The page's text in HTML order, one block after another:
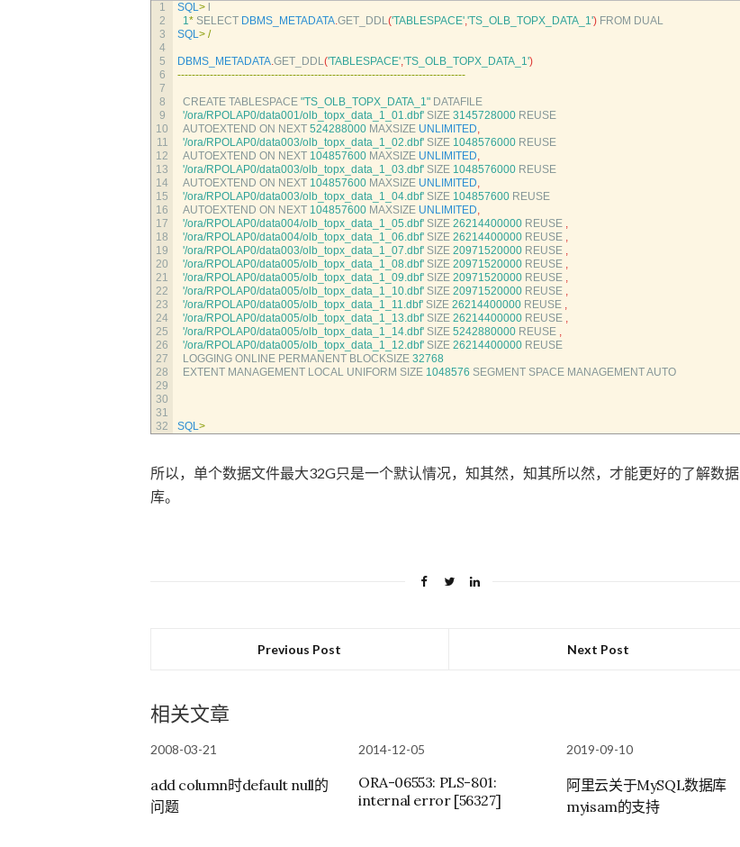
1
2
3
4
5
6
7
8
9
10
11
12
13
14
15
16
17
18
19
20
21
22
23
24
25
26
27
28
29
30
31
32
SQL>
1* SELECT DBMS_METADATA.GET_DDL('TABLESPACE','TS_OLB_TOPX_DATA_1') FROM DUAL
SQL> /
DBMS_METADATA.GET_DDL('TABLESPACE','TS_OLB_TOPX_DATA_1')
--------------------------------------------------------------------------------
CREATE TABLESPACE "TS_OLB_TOPX_DATA_1" DATAFILE
'/ora/RPOLAP0/data001/olb_topx_data_1_01.dbf' SIZE 3145728000 REUSE
AUTOEXTEND ON NEXT 524288000 MAXSIZE UNLIMITED,
'/ora/RPOLAP0/data003/olb_topx_data_1_02.dbf' SIZE 1048576000 REUSE
AUTOEXTEND ON NEXT 104857600 MAXSIZE UNLIMITED,
'/ora/RPOLAP0/data003/olb_topx_data_1_03.dbf' SIZE 1048576000 REUSE
AUTOEXTEND ON NEXT 104857600 MAXSIZE UNLIMITED,
'/ora/RPOLAP0/data003/olb_topx_data_1_04.dbf' SIZE 104857600 REUSE
AUTOEXTEND ON NEXT 104857600 MAXSIZE UNLIMITED,
'/ora/RPOLAP0/data004/olb_topx_data_1_05.dbf' SIZE 26214400000 REUSE ,
'/ora/RPOLAP0/data004/olb_topx_data_1_06.dbf' SIZE 26214400000 REUSE ,
'/ora/RPOLAP0/data003/olb_topx_data_1_07.dbf' SIZE 20971520000 REUSE ,
'/ora/RPOLAP0/data005/olb_topx_data_1_08.dbf' SIZE 20971520000 REUSE ,
'/ora/RPOLAP0/data005/olb_topx_data_1_09.dbf' SIZE 20971520000 REUSE ,
'/ora/RPOLAP0/data005/olb_topx_data_1_10.dbf' SIZE 20971520000 REUSE ,
'/ora/RPOLAP0/data005/olb_topx_data_1_11.dbf' SIZE 26214400000 REUSE ,
'/ora/RPOLAP0/data005/olb_topx_data_1_13.dbf' SIZE 26214400000 REUSE ,
'/ora/RPOLAP0/data005/olb_topx_data_1_14.dbf' SIZE 5242880000 REUSE ,
'/ora/RPOLAP0/data005/olb_topx_data_1_12.dbf' SIZE 26214400000 REUSE
LOGGING ONLINE PERMANENT BLOCKSIZE 32768
EXTENT MANAGEMENT LOCAL UNIFORM SIZE 1048576 SEGMENT SPACE MANAGEMENT AUTO
SQL>
所以，单个数据文件最大32G只是一个默认情况，知其然，知其所以然，才能更好的了解数据
库。
Previous Post Next Post
相关文章
2008-03-21
add column时default null的
问题
2014-12-05
ORA-06553: PLS-801:
internal error [56327]
2019-09-10
阿里云关于MySQL数据库
myisam的支持